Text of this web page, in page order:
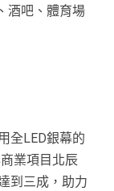
酒吧、體育場
全LED銀幕的
業項目北辰
到三成，助力